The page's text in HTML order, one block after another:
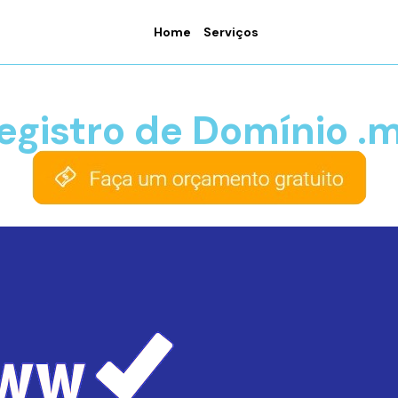
Home Serviços
de Domínio